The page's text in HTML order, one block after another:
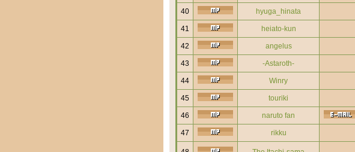
40 hyuga_hinata
41 heiato-kun
42 angelus
43 -Astaroth-
44 Winry
45 touriki
46 naruto fan
47 rikku